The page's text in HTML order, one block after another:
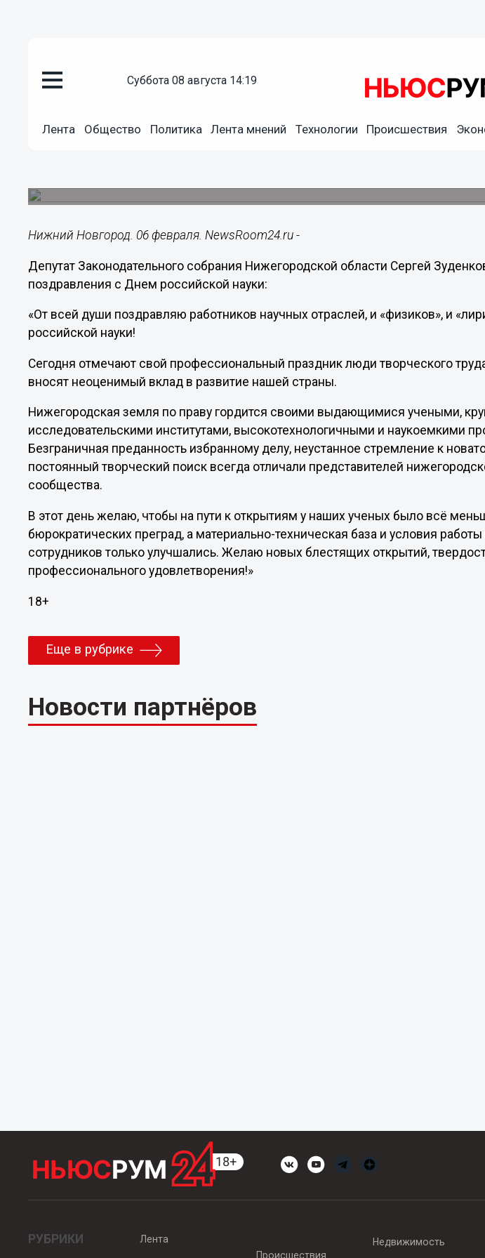
суббота 08 августа 14:19
Лента Общество Политика Лента мнений Технологии Происшествия
Сергей Зуденков поздравил нижегородцев с Днем
Нижний Новгород. 06 февраля. NewsRoom24.ru -
Депутат Законодательного собрания Нижегородской области Сергей
поздравления с Днем российской науки:
«От всей души поздравляю работников научных отраслей, и «физиков», и
российской науки!
Сегодня отмечают свой профессиональный праздник люди творческого
вносят неоценимый вклад в развитие нашей страны.
Нижегородская земля по праву гордится своими выдающимися учеными,
исследовательскими институтами, высокотехнологичными и наукоемкими
Безграничная преданность избранному делу, неустанное стремление к
постоянный творческий поиск всегда отличали представителей
сообщества.
В этот день желаю, чтобы на пути к открытиям у наших ученых было всё
бюрократических преград, а материально-техническая база и условия
сотрудников только улучшались. Желаю новых блестящих открытий,
профессионального удовлетворения!»
18+
Еще в рубрике
Новости партнёров
РУБРИКИ
Лента
Происшествия
Недвижимость